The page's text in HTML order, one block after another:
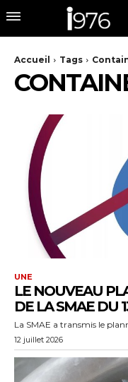
Accueil Tags
UNE
LE NOUVEAU
DE LA SMAE DU
La SMAE a transmis le
12 juillet 2026